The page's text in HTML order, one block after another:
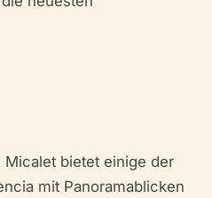
Micalet bietet einige der
mit Panoramablicken